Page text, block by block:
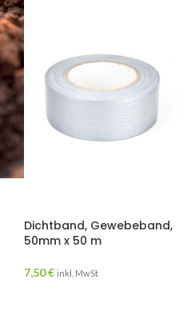
Dichtband, Gewebeband,
50mm x 50 m
7,50€ inkl. MwSt